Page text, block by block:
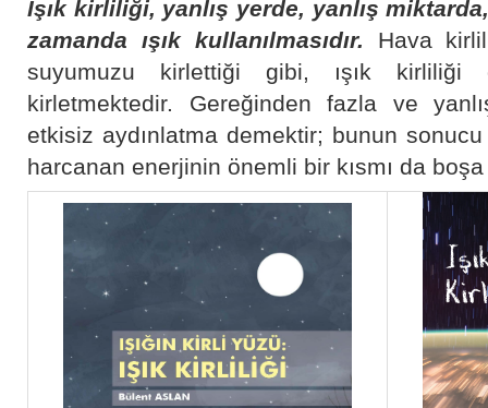
Işık kirliliği, yanlış yerde, yanlış
zamanda ışık kullanılmasıdır. Hava
suyumuzu kirlettiği gibi, ışık kirliliği
kirletmektedir. Gereğinden fazla ve
etkisiz aydınlatma demektir; bunun sonucu
harcanan enerjinin önemli bir kısmı da